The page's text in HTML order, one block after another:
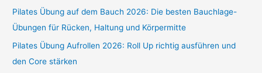
Pilates Übung auf dem Bauch 2026: Die besten Bauchlage-
Übungen für Rücken, Haltung und Körpermitte
Pilates Übung Aufrollen 2026: Roll Up richtig ausführen und
den Core stärken